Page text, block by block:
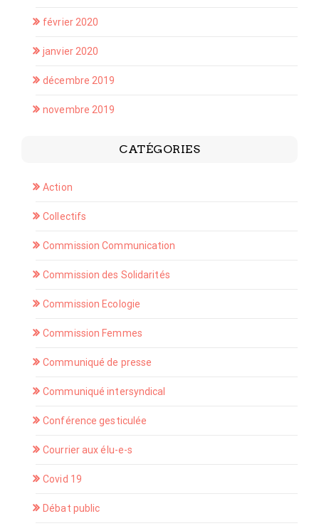
février 2020
janvier 2020
décembre 2019
novembre 2019
CATÉGORIES
Action
Collectifs
Commission Communication
Commission des Solidarités
Commission Ecologie
Commission Femmes
Communiqué de presse
Communiqué intersyndical
Conférence gesticulée
Courrier aux élu-e-s
Covid 19
Débat public